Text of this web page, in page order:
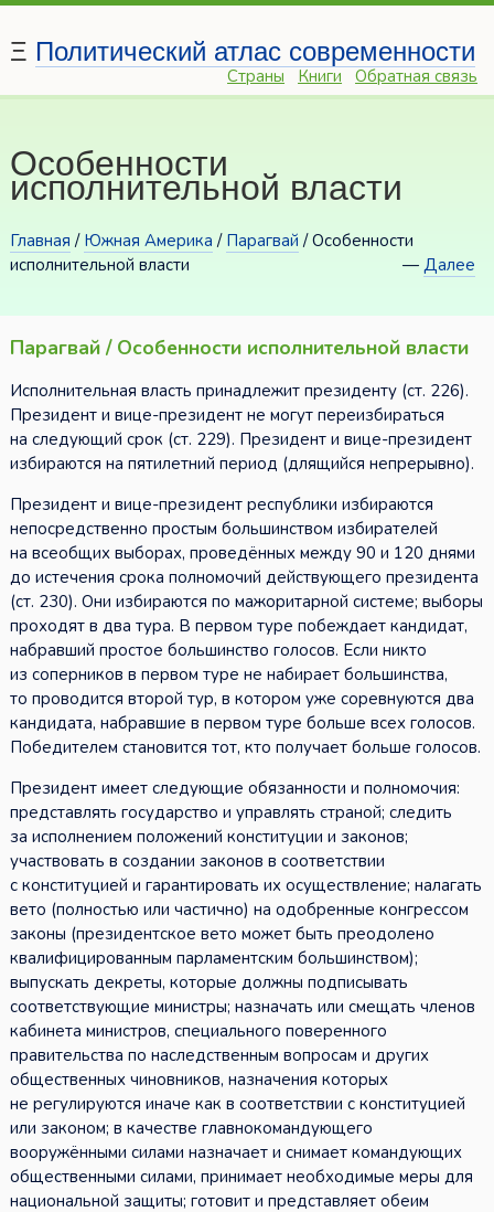
Ξ Политический атлас современности
Страны Книги Обратная связь
Особенности
исполнительной власти
Главная / Южная Америка / Парагвай / Особенности
исполнительной власти
—Далее
Парагвай / Особенности исполнительной власти
Исполнительная власть принадлежит президенту (ст. 226).
Президент и вице-президент не могут переизбираться
на следующий срок (ст. 229). Президент и вице-президент
избираются на пятилетний период (длящийся непрерывно).
Президент и вице-президент республики избираются
непосредственно простым большинством избирателей
на всеобщих выборах, проведённых между 90 и 120 днями
до истечения срока полномочий действующего президента
(ст. 230). Они избираются по мажоритарной системе; выборы
проходят в два тура. В первом туре побеждает кандидат,
набравший простое большинство голосов. Если никто
из соперников в первом туре не набирает большинства,
то проводится второй тур, в котором уже соревнуются два
кандидата, набравшие в первом туре больше всех голосов.
Победителем становится тот, кто получает больше голосов.
Президент имеет следующие обязанности и полномочия:
представлять государство и управлять страной; следить
за исполнением положений конституции и законов;
участвовать в создании законов в соответствии
с конституцией и гарантировать их осуществление; налагать
вето (полностью или частично) на одобренные конгрессом
законы (президентское вето может быть преодолено
квалифицированным парламентским большинством);
выпускать декреты, которые должны подписывать
соответствующие министры; назначать или смещать членов
кабинета министров, специального поверенного
правительства по наследственным вопросам и других
общественных чиновников, назначения которых
не регулируются иначе как в соответствии с конституцией
или законом; в качестве главнокомандующего
вооружёнными силами назначает и снимает командующих
общественными силами, принимает необходимые меры для
национальной защиты; готовит и представляет обеим